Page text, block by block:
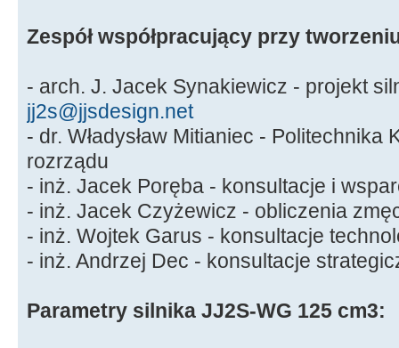
Zespół współpracujący przy
- arch. J. Jacek Synakiewicz - projekt
jj2s@jjsdesign.net
- dr. Władysław Mitianiec - Politechnika
rozrządu
- inż. Jacek Poręba - konsultacje i
- inż. Jacek Czyżewicz - obliczenia
- inż. Wojtek Garus - konsultacje
- inż. Andrzej Dec - konsultacje
Parametry silnika JJ2S-WG 125 cm3: